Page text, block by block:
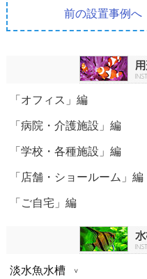
前の設置事例へ
「オフィス」編
「病院・介護施設」編
「学校・各種施設」編
「店舗・ショールーム」編
「ご自宅」編
淡水魚水槽